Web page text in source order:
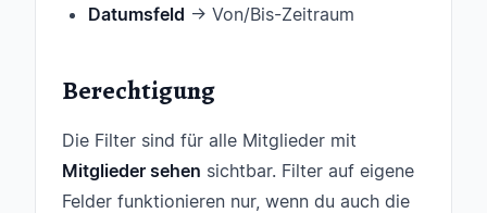
Datumsfeld → Von/Bis-Zeitraum
Berechtigung
Die Filter sind für alle Mitglieder mit
Mitglieder sehen sichtbar. Filter auf eigene
Felder funktionieren nur, wenn du auch die